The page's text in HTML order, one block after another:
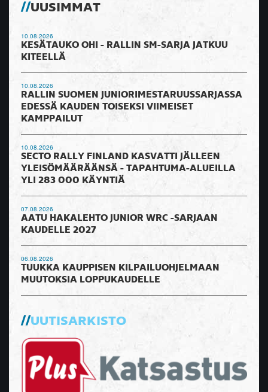
UUSIMMAT
10.08.2026
KESÄTAUKO OHI - RALLIN SM-SARJA JATKUU
KITEELLÄ
10.08.2026
RALLIN SUOMEN JUNIORIMESTARUUSSARJASSA
EDESSÄ KAUDEN TOISEKSI VIIMEISET
KAMPPAILUT
10.08.2026
SECTO RALLY FINLAND KASVATTI JÄLLEEN
YLEISÖMÄÄRÄÄNSÄ - TAPAHTUMA-ALUEILLA
YLI 283 000 KÄYNTIÄ
07.08.2026
AATU HAKALEHTO JUNIOR WRC -SARJAAN
KAUDELLE 2027
06.08.2026
TUUKKA KAUPPISEN KILPAILUOHJELMAAN
MUUTOKSIA LOPPUKAUDELLE
UUTISARKISTO